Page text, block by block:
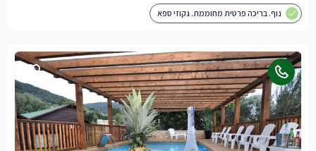
נוף. בריכה פרטית מחוממת. גקוזי ספא